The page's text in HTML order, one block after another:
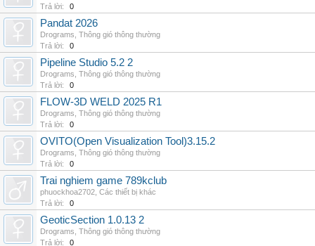
Trả lời:
0
Pandat 2026
Drograms Thông gió thông thường
Trả lời:
0
Pipeline Studio 5.2 2
Drograms Thông gió thông thường
Trả lời:
0
FLOW-3D WELD 2025 R1
Drograms Thông gió thông thường
Trả lời:
0
OVITO(Open Visualization Tool)3.15.2
Drograms Thông gió thông thường
Trả lời:
0
Trai nghiem game 789kclub
phuockhoa2702 Các thiết bị khác
Trả lời:
0
GeoticSection 1.0.13 2
Drograms Thông gió thông thường
Trả lời:
0